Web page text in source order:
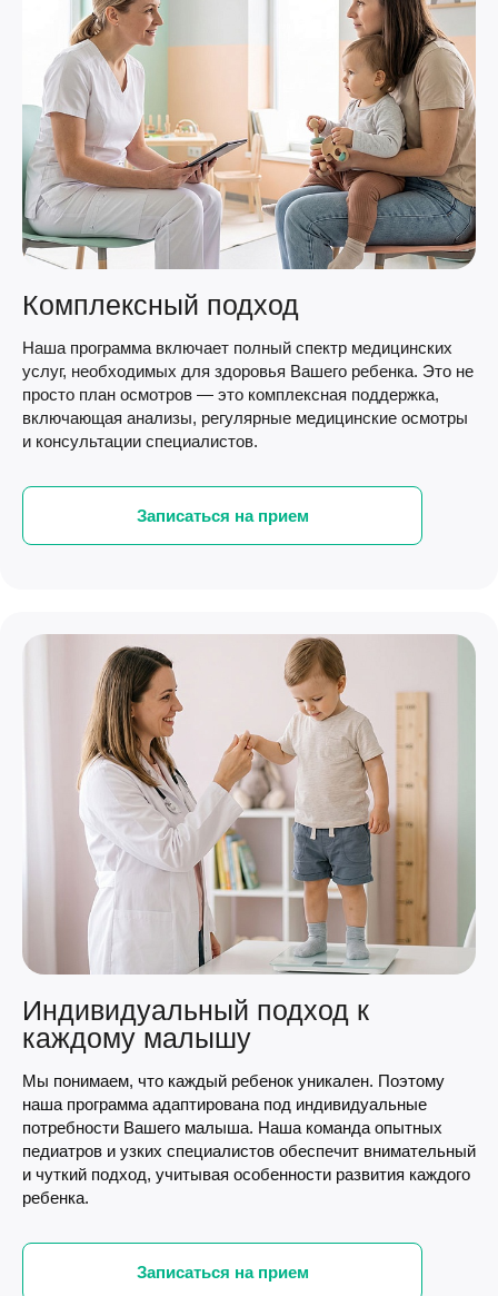
Комплексный подход
Наша программа включает полный спектр медицинских
услуг, необходимых для здоровья Вашего ребенка. Это не
просто план осмотров — это комплексная поддержка,
включающая анализы, регулярные медицинские осмотры
и консультации специалистов.
Записаться на прием
Индивидуальный подход к
каждому малышу
Мы понимаем, что каждый ребенок уникален. Поэтому
наша программа адаптирована под индивидуальные
потребности Вашего малыша. Наша команда опытных
педиатров и узких специалистов обеспечит внимательный
и чуткий подход, учитывая особенности развития каждого
ребенка.
Записаться на прием